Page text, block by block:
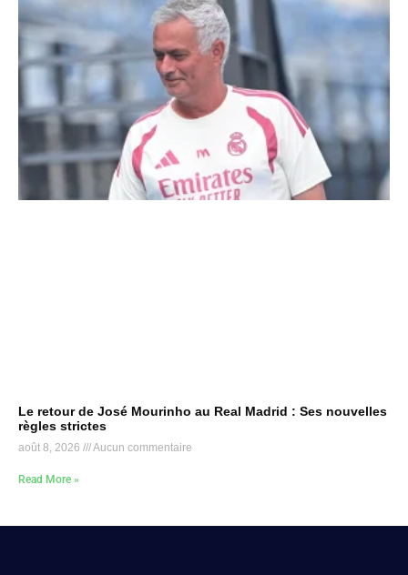
Le retour de José Mourinho au Real Madrid : Ses nouvelles
règles strictes
août 8, 2026 Aucun commentaire
Read More »